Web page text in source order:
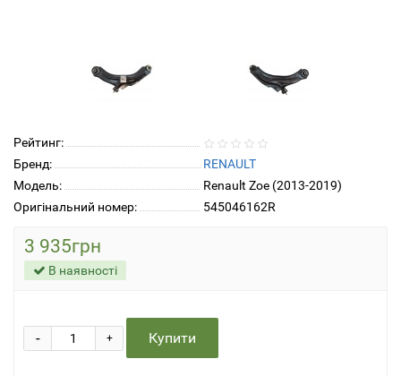
Рейтинг:
Бренд:
RENAULT
Модель:
Renault Zoe (2013-2019)
Оригінальний номер:
545046162R
3 935грн
В наявності
+
- Купити